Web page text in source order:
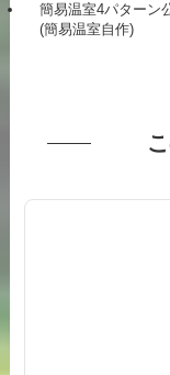
簡易温室4パターン
(簡易温室自作)